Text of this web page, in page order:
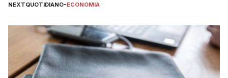
NEXTQUOTIDIANO-ECONOMIA